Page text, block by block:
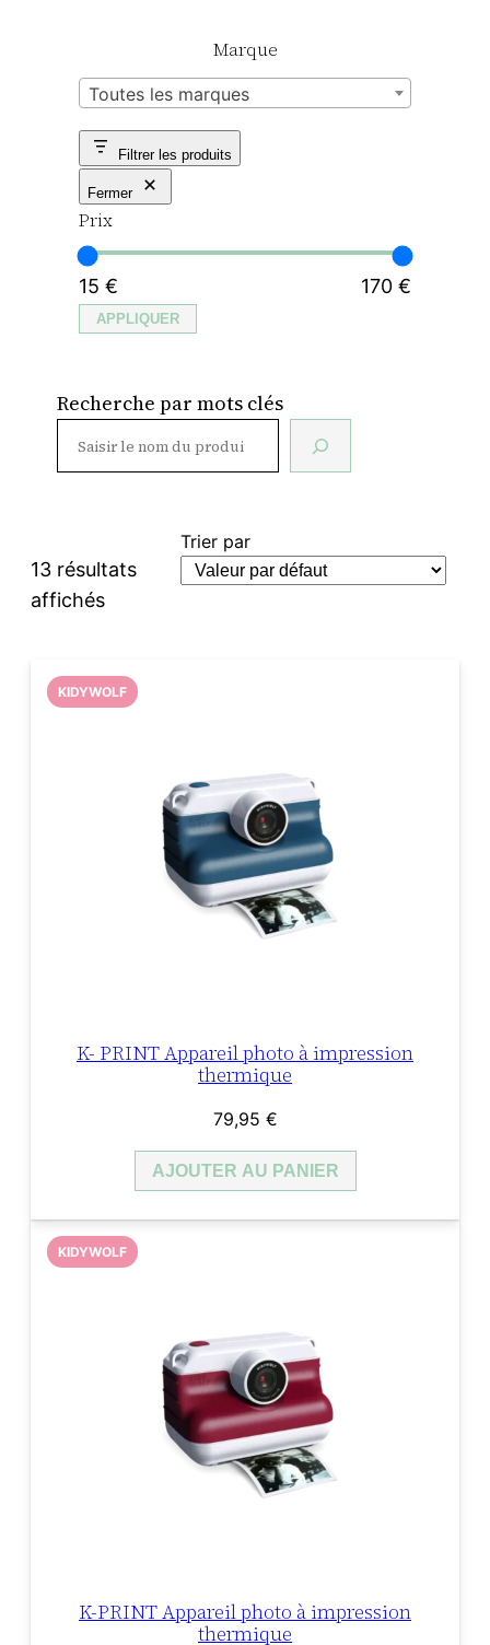
Marque
Toutes les marques
Filtrer les produits
Fermer
Prix
15 € 170 €
APPLIQUER
Recherche par mots clés
13 résultats
affichés
Trier par
K- PRINT Appareil photo à impression
thermique
KIDYWOLF
79,95 €
AJOUTER AU PANIER
K-PRINT Appareil photo à impression
thermique
KIDYWOLF